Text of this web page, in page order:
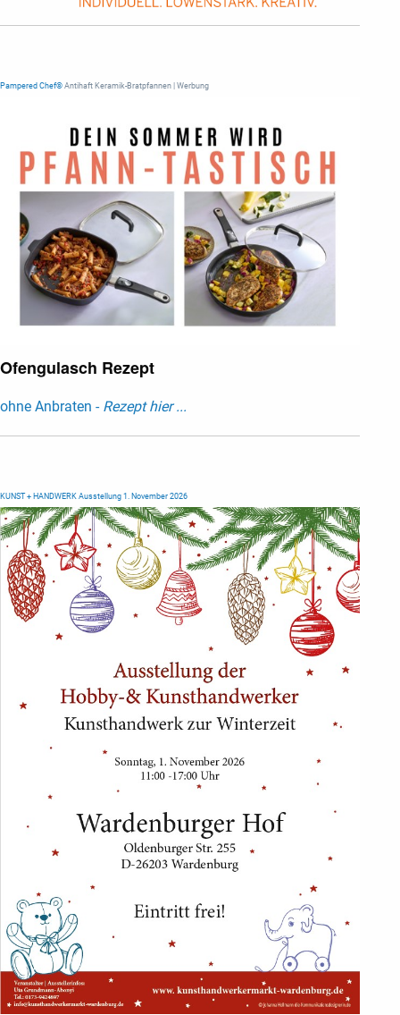
Pampered Chef® Antihaft Keramik-Bratpfannen | Werbung
Ofengulasch Rezept
ohne Anbraten - Rezept hier ...
KUNST + HANDWERK Ausstellung 1. November 2026